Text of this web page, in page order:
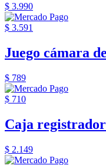
$ 3.990
$ 3.591
Juego cámara
$ 789
$ 710
Caja
$ 2.149